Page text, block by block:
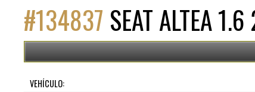
#134837 SEAT ALTEA
VEHÍCULO: